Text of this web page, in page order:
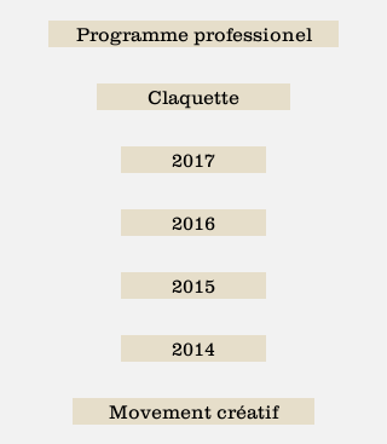
Programme professionel
Claquette
2017
2016
2015
2014
Movement créatif